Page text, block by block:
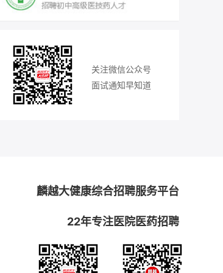
关注微信公众号
面试通知早知道
麟越大健康综合招聘服务平台
22年专注医院医药招聘